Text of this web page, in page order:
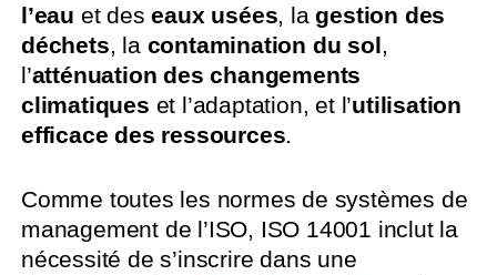
l’eau et deseaux usées, lagestion des
déchets, la contamination du sol,
l’atténuation des changements
climatiques et l’adaptation, et l’utilisation
efficace des ressources.
Comme toutes les normes de systèmes de
management de l’ISO, ISO 14001 inclut la
nécessité de s’inscrire dans une